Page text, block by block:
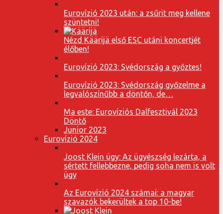
Eurovízió 2023 után: a zsűrit meg kellene
szüntetni!
Nézd Käärijä első ESC utáni koncertjét
élőben!
Eurovízió 2023: Svédország a győztes!
Eurovízió 2023: Svédország győzelme a
legvalószínűbb a döntőn, de…
Ma este: Eurovíziós Dalfesztivál 2023
Döntő
Junior 2023
Eurovízió 2024
Joost Klein ügy: Az ügyészség lezárta, a
sértett fellebbezne, pedig soha nem is volt
ügy
Az Eurovízió 2024 számai: a magyar
szavazók bekerültek a top 10-be!